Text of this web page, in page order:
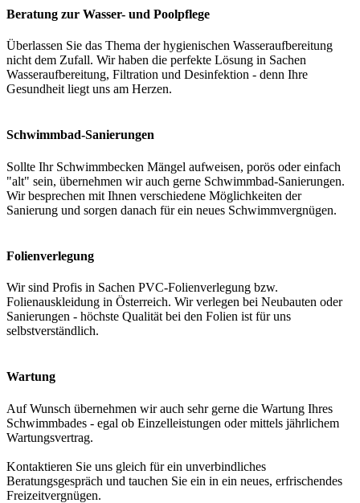
Beratung zur Wasser- und Poolpflege
Überlassen Sie das Thema der hygienischen Wasseraufbereitung
nicht dem Zufall. Wir haben die perfekte Lösung in Sachen
Wasseraufbereitung, Filtration und Desinfektion - denn Ihre
Gesundheit liegt uns am Herzen.
Schwimmbad-Sanierungen
Sollte Ihr Schwimmbecken Mängel aufweisen, porös oder einfach
"alt" sein, übernehmen wir auch gerne Schwimmbad-Sanierungen.
Wir besprechen mit Ihnen verschiedene Möglichkeiten der
Sanierung und sorgen danach für ein neues Schwimmvergnügen.
Folienverlegung
Wir sind Profis in Sachen PVC-Folienverlegung bzw.
Folienauskleidung in Österreich. Wir verlegen bei Neubauten oder
Sanierungen - höchste Qualität bei den Folien ist für uns
selbstverständlich.
Wartung
Auf Wunsch übernehmen wir auch sehr gerne die Wartung Ihres
Schwimmbades - egal ob Einzelleistungen oder mittels jährlichem
Wartungsvertrag.
Kontaktieren Sie uns gleich für ein unverbindliches
Beratungsgespräch und tauchen Sie ein in ein neues, erfrischendes
Freizeitvergnügen.